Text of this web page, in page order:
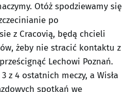
Otóż spodziewamy się
po
z Cracovią, będą chcieli
żeby nie stracić kontaktu z
Lechowi Poznań.
z 4 ostatnich meczy, a Wisła
spotkań we